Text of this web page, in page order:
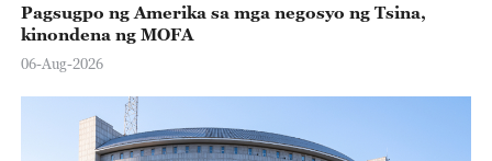
Pagsugpo ng Amerika sa mga negosyo ng Tsina,
kinondena ng MOFA
06-Aug-2026